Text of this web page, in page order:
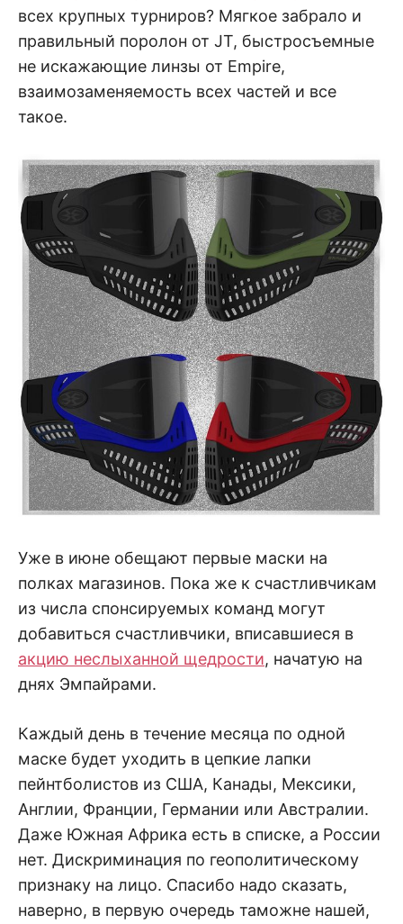
всех крупных турниров? Мягкое забрало и
правильный поролон от JT, быстросъемные
не искажающие линзы от Empire,
взаимозаменяемость всех частей и все
такое.
Уже в июне обещают первые маски на
полках магазинов. Пока же к счастливчикам
из числа спонсируемых команд могут
добавиться счастливчики, вписавшиеся в
акцию неслыханной щедрости, начатую на
днях Эмпайрами.
Каждый день в течение месяца по одной
маске будет уходить в цепкие лапки
пейнтболистов из США, Канады, Мексики,
Англии, Франции, Германии или Австралии.
Даже Южная Африка есть в списке, а России
нет. Дискриминация по геополитическому
признаку на лицо. Спасибо надо сказать,
наверно, в первую очередь таможне нашей,